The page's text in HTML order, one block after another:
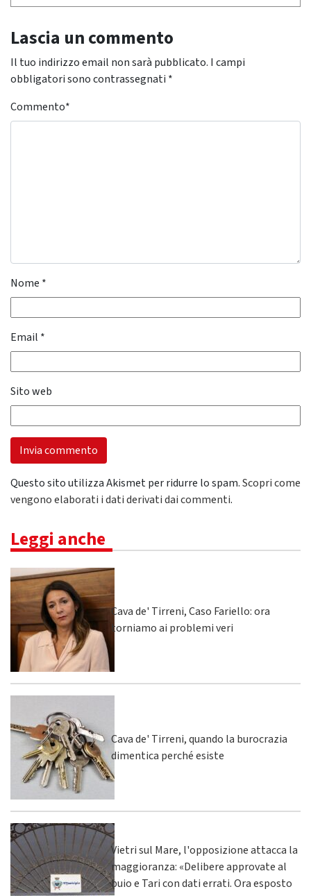
Lascia un commento
Il tuo indirizzo email non sarà pubblicato. I campi
obbligatori sono contrassegnati *
Commento*
Nome *
Email *
Sito web
Questo sito utilizza Akismet per ridurre lo spam.Scopri come
vengono elaborati i dati derivati dai commenti.
Leggi anche
Cava de' Tirreni, Caso Fariello: ora
torniamo ai problemi veri
Cava de' Tirreni, quando la burocrazia
dimentica perché esiste
Vietri sul Mare, l'opposizione attacca la
maggioranza: «Delibere approvate al
buio e Tari con dati errati. Ora esposto